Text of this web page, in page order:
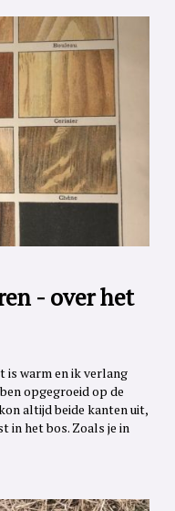
- over het
is warm en ik verlang
opgegroeid op de
altijd beide kanten uit,
in het bos. Zoals je in